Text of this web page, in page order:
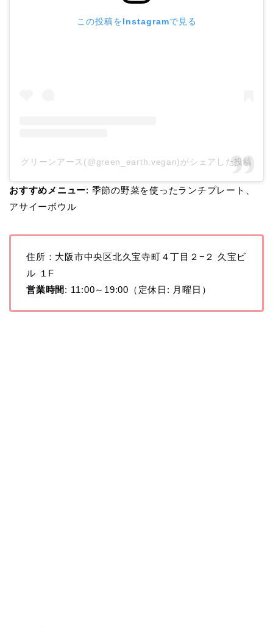
この投稿をInstagramで見る
グリーンアース(@green_earth.vegan)がシェアした投稿
おすすめメニュー: 季節の野菜を使ったランチプレート、
アサイーボウル
住所：大阪市中央区北久宝寺町４丁目２−２ 久宝ビ
ル １F
営業時間 : 11:00～19:00（定休日: 月曜日）